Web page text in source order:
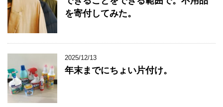
を寄付してみた。
2025/12/13
年末までにちょい片付け。